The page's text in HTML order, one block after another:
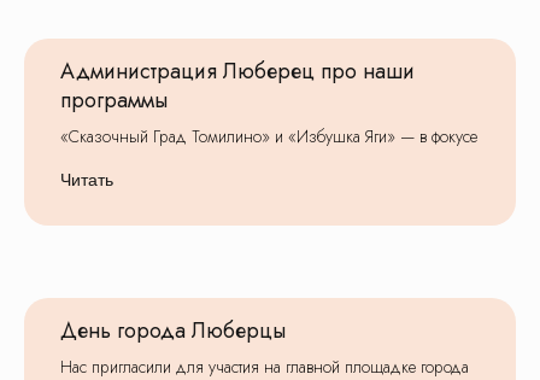
Администрация Люберец про наши
программы
«Сказочный Град Томилино» и «Избушка Яги» — в фокусе
Читать
День города Люберцы
Нас пригласили для участия на главной площадке города
© Все права защищены. Копирование
О нас Контакты Новости Блог
Подарочные сертификаты